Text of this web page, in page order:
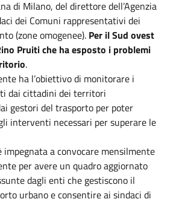
di Milano, del direttore dell’Agenzia
dei Comuni rappresentativi dei
(zone omogenee). Per il Sud ovest
Pruiti che ha esposto i problemi
.
ha l’obiettivo di monitorare i
dai cittadini dei territori
gestori del trasporto per poter
interventi necessari per superare le
impegnata a convocare mensilmente
per avere un quadro aggiornato
dagli enti che gestiscono il
urbano e consentire ai sindaci di